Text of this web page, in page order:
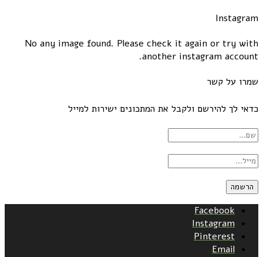
Instagram
No any image found. Please check it again or try with
another instagram account.
שמרו על קשר
כדאי לך להירשם ולקבל את המתכונים ישירות למייל
Facebook
Instagram
Pinterest
Email